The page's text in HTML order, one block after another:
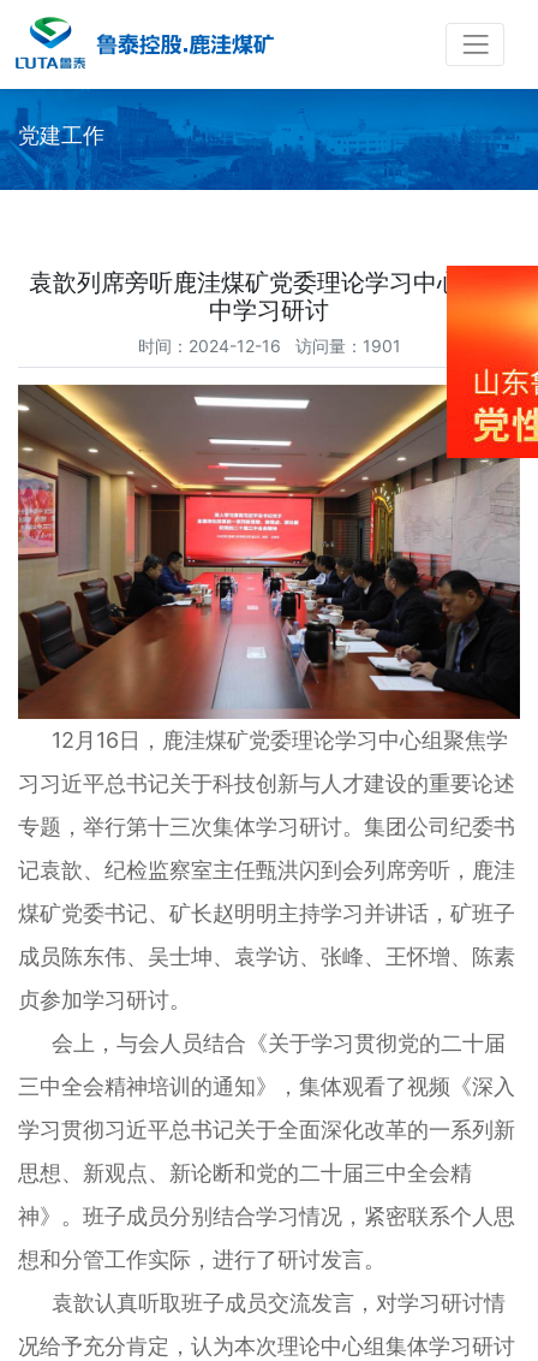
党建工作
袁歆列席旁听鹿洼煤矿党委理论学习中心组集
中学习研讨
时间：2024-12-16 访问量：1901
12月16日，鹿洼煤矿党委理论学习中心组聚焦学
习习近平总书记关于科技创新与人才建设的重要论述
专题，举行第十三次集体学习研讨。集团公司纪委书
记袁歆、纪检监察室主任甄洪闪到会列席旁听，鹿洼
煤矿党委书记、矿长赵明明主持学习并讲话，矿班子
成员陈东伟、吴士坤、袁学访、张峰、王怀增、陈素
贞参加学习研讨。
会上，与会人员结合《关于学习贯彻党的二十届
三中全会精神培训的通知》，集体观看了视频《深入
学习贯彻习近平总书记关于全面深化改革的一系列新
思想、新观点、新论断和党的二十届三中全会精
神》。班子成员分别结合学习情况，紧密联系个人思
想和分管工作实际，进行了研讨发言。
袁歆认真听取班子成员交流发言，对学习研讨情
况给予充分肯定，认为本次理论中心组集体学习研讨